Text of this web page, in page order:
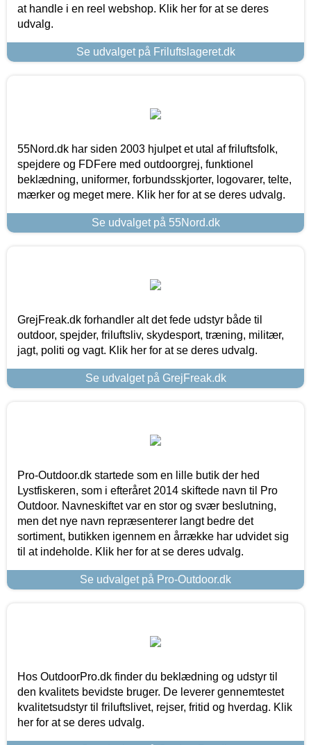
at handle i en reel webshop. Klik her for at se deres
udvalg.
Se udvalget på Friluftslageret.dk
55Nord.dk har siden 2003 hjulpet et utal af friluftsfolk,
spejdere og FDFere med outdoorgrej, funktionel
beklædning, uniformer, forbundsskjorter, logovarer, telte,
mærker og meget mere. Klik her for at se deres udvalg.
Se udvalget på 55Nord.dk
GrejFreak.dk forhandler alt det fede udstyr både til
outdoor, spejder, friluftsliv, skydesport, træning, militær,
jagt, politi og vagt. Klik her for at se deres udvalg.
Se udvalget på GrejFreak.dk
Pro-Outdoor.dk startede som en lille butik der hed
Lystfiskeren, som i efteråret 2014 skiftede navn til Pro
Outdoor. Navneskiftet var en stor og svær beslutning,
men det nye navn repræsenterer langt bedre det
sortiment, butikken igennem en årrække har udvidet sig
til at indeholde. Klik her for at se deres udvalg.
Se udvalget på Pro-Outdoor.dk
Hos OutdoorPro.dk finder du beklædning og udstyr til
den kvalitets bevidste bruger. De leverer gennemtestet
kvalitetsudstyr til friluftslivet, rejser, fritid og hverdag. Klik
her for at se deres udvalg.